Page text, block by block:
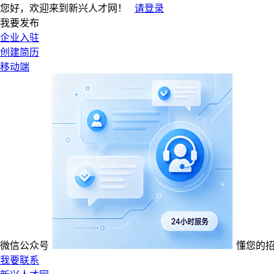
您好，欢迎来到新兴人才网！
请登录
我要发布
企业入驻
创建简历
移动端
微信公众号
懂您的
我要联系